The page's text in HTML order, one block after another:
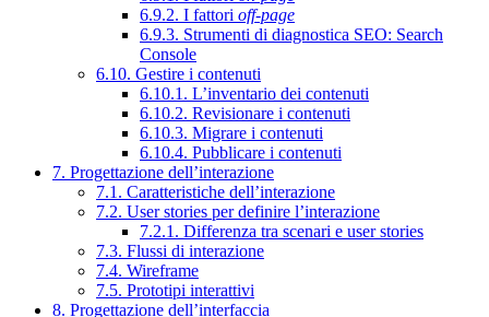
6.9.2. I fattori off-page
6.9.3. Strumenti di diagnostica SEO: Search
Console
6.10. Gestire i contenuti
6.10.1. L’inventario dei contenuti
6.10.2. Revisionare i contenuti
6.10.3. Migrare i contenuti
6.10.4. Pubblicare i contenuti
7. Progettazione dell’interazione
7.1. Caratteristiche dell’interazione
7.2. User stories per definire l’interazione
7.2.1. Differenza tra scenari e user stories
7.3. Flussi di interazione
7.4. Wireframe
7.5. Prototipi interattivi
8. Progettazione dell’interfaccia